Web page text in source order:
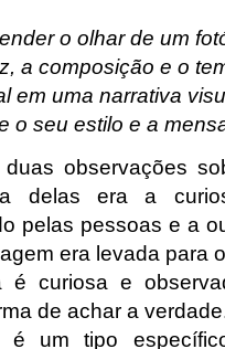
o olhar de um
a composição e o
em uma narrativa
o seu estilo e a
observações
delas era a
pelas pessoas e a
era levada para
é curiosa e
de achar a
é um tipo